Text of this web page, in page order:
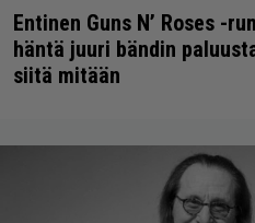
Entinen Guns N’ Roses -
häntä juuri bändin
siitä mitään